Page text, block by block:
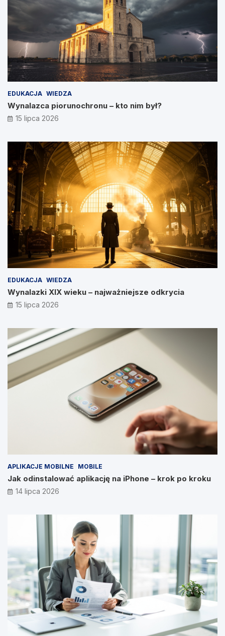
EDUKACJA WIEDZA
Wynalazca piorunochronu – kto nim był?
15 lipca 2026
EDUKACJA WIEDZA
Wynalazki XIX wieku – najważniejsze odkrycia
15 lipca 2026
APLIKACJE MOBILNE MOBILE
Jak odinstalować aplikację na iPhone – krok po kroku
14 lipca 2026